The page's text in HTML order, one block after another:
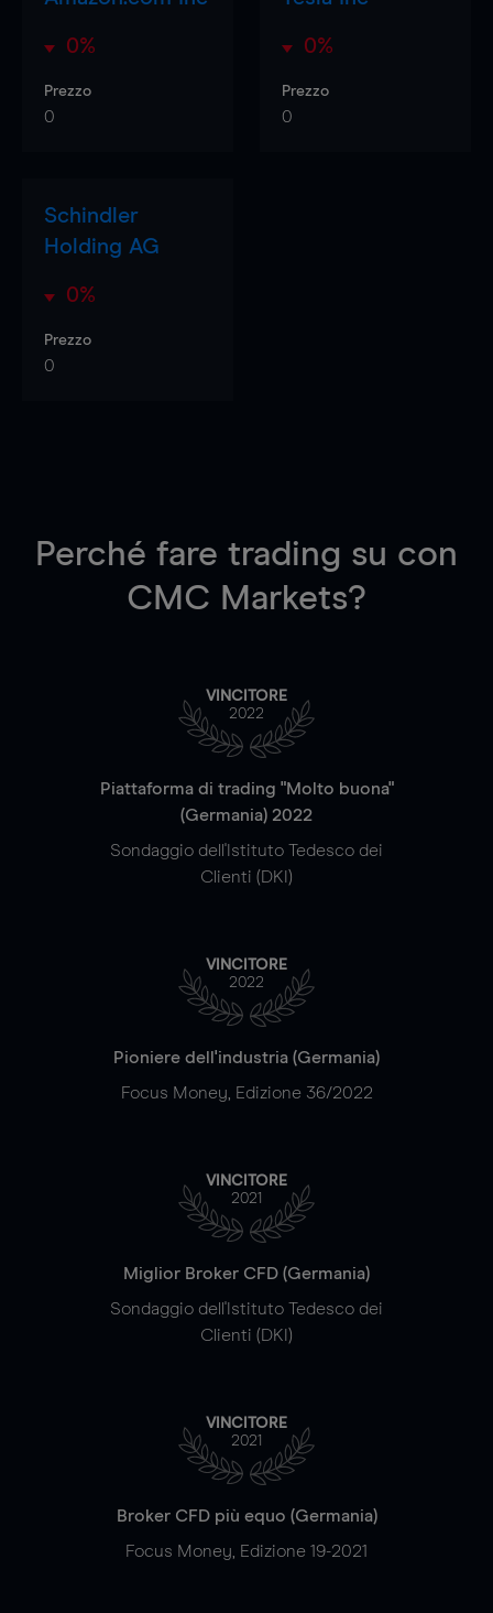
0%
Prezzo
0
0%
Prezzo
0
Schindler
Holding AG
0%
Prezzo
0
Perché fare trading su con
CMC Markets?
VINCITORE
2022
Piattaforma di trading "Molto buona"
(Germania) 2022
Sondaggio dell'Istituto Tedesco dei
Clienti (DKI)
VINCITORE
2022
Pioniere dell'industria (Germania)
Focus Money, Edizione 36/2022
VINCITORE
2021
Miglior Broker CFD (Germania)
Sondaggio dell'Istituto Tedesco dei
Clienti (DKI)
VINCITORE
2021
Broker CFD più equo (Germania)
Focus Money, Edizione 19-2021